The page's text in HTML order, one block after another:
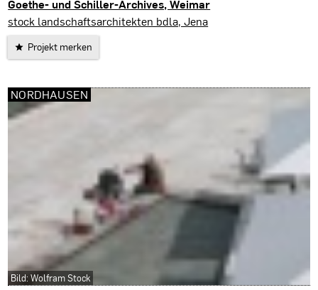
Goethe- und Schiller-Archives, Weimar
Weimar
stock landschaftsarchitekten bdla, Jena
Projekt merken
NORDHAUSEN
Bild: Wolfram Stock